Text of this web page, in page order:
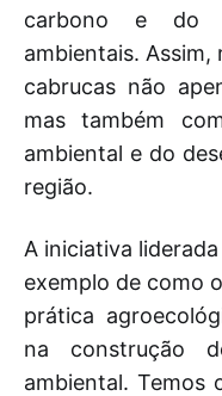
carbono e do
ambientais.
cabrucas não
mas também
ambiental e do
região.
A iniciativa
exemplo de como
prática
na construção
ambiental. Temos